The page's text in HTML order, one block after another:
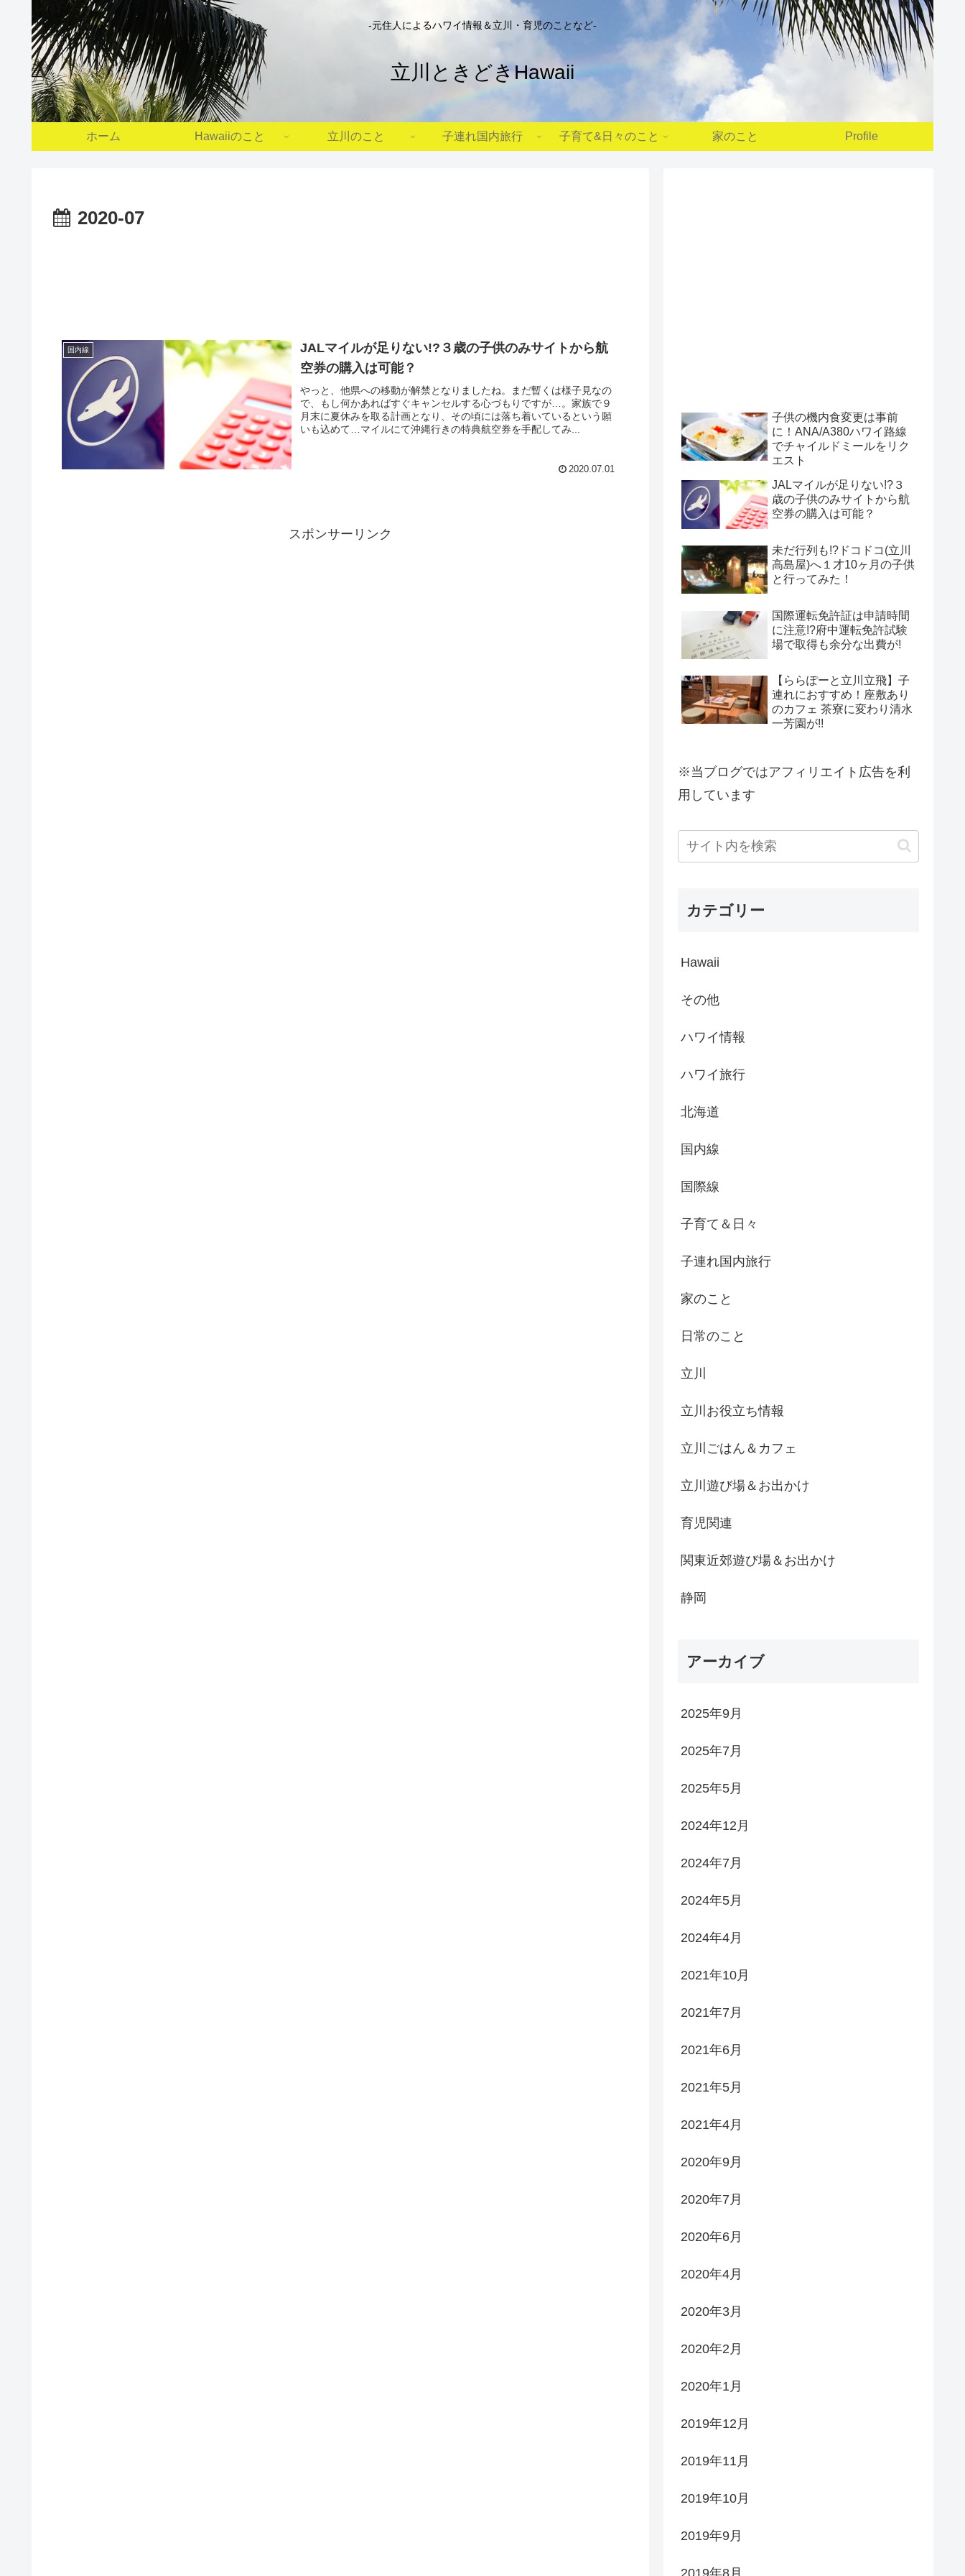
-元住人によるハワイ情報＆立川・育児のことなど-
立川ときどきHawaii
ホーム Hawaiiのこと 立川のこと 子連れ国内旅行 子育て&日々のこと 家のこと Profile
2020-07
国内線
JALマイルが足りない!?３歳の子供のみサイトから航
空券の購入は可能？
やっと、他県への移動が解禁となりましたね。まだ暫くは様子見なの
で、もし何かあればすぐキャンセルする心づもりですが…。家族で９
月末に夏休みを取る計画となり、その頃には落ち着いているという願
いも込めて…マイルにて沖縄行きの特典航空券を手配してみ...
2020.07.01
スポンサーリンク
子供の機内食変更は事前
に！ANA/A380ハワイ路線
でチャイルドミールをリク
エスト
JALマイルが足りない!?３
歳の子供のみサイトから航
空券の購入は可能？
未だ行列も!?ドコドコ(立川
高島屋)へ１才10ヶ月の子供
と行ってみた！
国際運転免許証は申請時間
に注意!?府中運転免許試験
場で取得も余分な出費が!
【ららぽーと立川立飛】子
連れにおすすめ！座敷あり
のカフェ 茶寮に変わり清水
一芳園が!!
※当ブログではアフィリエイト広告を利
用しています
カテゴリー
Hawaii
その他
ハワイ情報
ハワイ旅行
北海道
国内線
国際線
子育て＆日々
子連れ国内旅行
家のこと
日常のこと
立川
立川お役立ち情報
立川ごはん＆カフェ
立川遊び場＆お出かけ
育児関連
関東近郊遊び場＆お出かけ
静岡
アーカイブ
2025年9月
2025年7月
2025年5月
2024年12月
2024年7月
2024年5月
2024年4月
2021年10月
2021年7月
2021年6月
2021年5月
2021年4月
2020年9月
2020年7月
2020年6月
2020年4月
2020年3月
2020年2月
2020年1月
2019年12月
2019年11月
2019年10月
2019年9月